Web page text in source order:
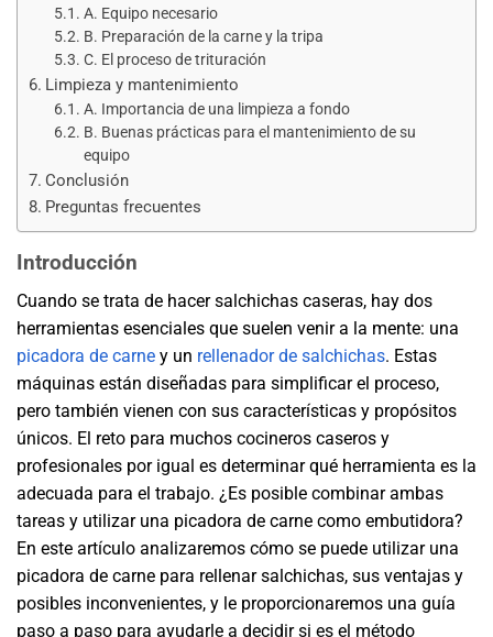
A. Equipo necesario
B. Preparación de la carne y la tripa
C. El proceso de trituración
Limpieza y mantenimiento
A. Importancia de una limpieza a fondo
B. Buenas prácticas para el mantenimiento de su
equipo
Conclusión
Preguntas frecuentes
Introducción
Cuando se trata de hacer salchichas caseras, hay dos
herramientas esenciales que suelen venir a la mente: una
picadora de carne y un rellenador de salchichas. Estas
máquinas están diseñadas para simplificar el proceso,
pero también vienen con sus características y propósitos
únicos. El reto para muchos cocineros caseros y
profesionales por igual es determinar qué herramienta es la
adecuada para el trabajo. ¿Es posible combinar ambas
tareas y utilizar una picadora de carne como embutidora?
En este artículo analizaremos cómo se puede utilizar una
picadora de carne para rellenar salchichas, sus ventajas y
posibles inconvenientes, y le proporcionaremos una guía
paso a paso para ayudarle a decidir si es el método